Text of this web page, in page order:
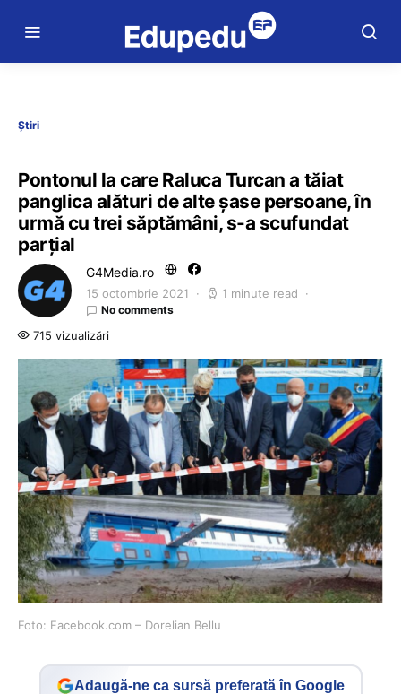
Știri
Pontonul la care Raluca Turcan a tăiat
panglica alături de alte șase persoane, în
urmă cu trei săptămâni, s-a scufundat
parțial
G4Media.ro
15 octombrie 2021 1 minute read
No comments
715 vizualizări
Foto: Facebook.com – Dorelian Bellu
Adaugă-ne ca sursă preferată în Google